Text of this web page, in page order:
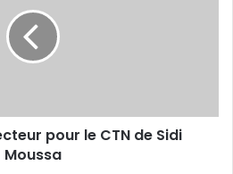
pour le CTN de Sidi
Moussa